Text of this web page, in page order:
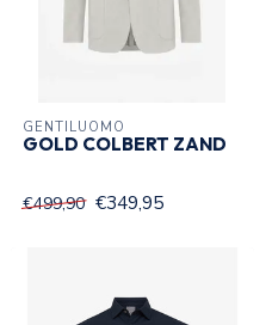
GENTILUOMO
GOLD COLBERT ZAND
€499,90 €349,95